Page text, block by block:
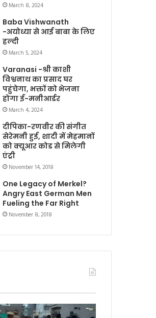
March 8, 2024
Baba Vishwanath
-अयोध्या से आई बाबा के लिए
हल्दी
March 5, 2024
Varanasi -श्री काशी
विश्वनाथ का प्रसाद घर
पहुंचेगा, भक्तों को भेजना
होगा ई-मनीआर्डर
March 4, 2024
दीपिका-रणवीर की संगीत
सेरेमनी हुई, शादी में मेहमानों
को क्यूआर कोड से मिलेगी
एंट्री
November 14, 2018
One Legacy of Merkel?
Angry East German Men
Fueling the Far Right
November 8, 2018